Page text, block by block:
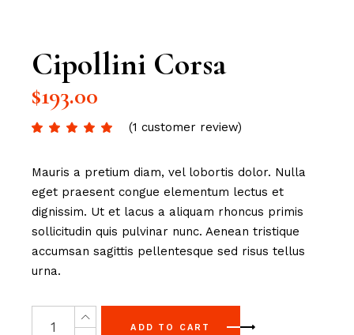
Cipollini Corsa
$193.00
(1 customer review)
Mauris a pretium diam, vel lobortis dolor. Nulla
eget praesent congue elementum lectus et
dignissim. Ut et lacus a aliquam rhoncus primis
sollicitudin quis pulvinar nunc. Aenean tristique
accumsan sagittis pellentesque sed risus tellus
urna.
ADD TO CART